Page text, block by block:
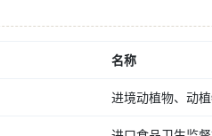
名称
进境动植物、动